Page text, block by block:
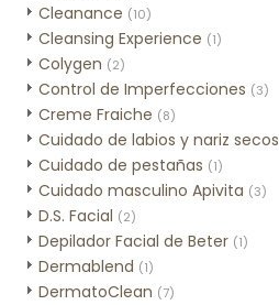
Cleanance (10)
Cleansing Experience (1)
Colygen (2)
Control de Imperfecciones (3)
Creme Fraiche (8)
Cuidado de labios y nariz secos
Cuidado de pestañas (1)
Cuidado masculino Apivita (3)
D.S. Facial (2)
Depilador Facial de Beter (1)
Dermablend (1)
DermatoClean (7)